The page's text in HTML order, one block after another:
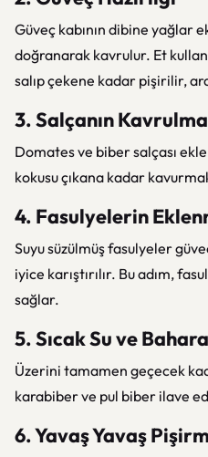
Güveç kabının dibine yağlar
doğranarak kavrulur. Et
salıp çekene kadar pişirilir,
3. Salçanın
Domates ve biber salçası
kokusu çıkana kadar
4. Fasulyelerin
Suyu süzülmüş fasulyeler
iyice karıştırılır. Bu adım,
sağlar.
5. Sıcak Su ve
Üzerini tamamen geçecek
karabiber ve pul biber ilave
6. Yavaş Yavaş